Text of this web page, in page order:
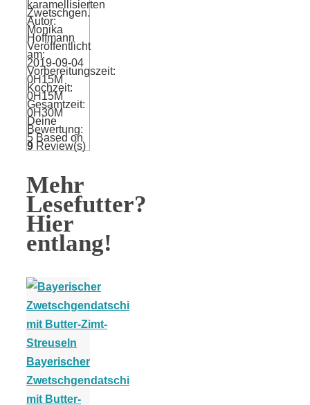
karamellisierten
Zwetschgen.
Autor:
Monika
Hoffmann
Veröffentlicht
am:
2019-09-04
Vorbereitungszeit:
0H15M
Kochzeit:
0H15M
Gesamtzeit:
0H30M
Deine
Bewertung:
5 Based on
9 Review(s)
Mehr
Lesefutter?
Hier
entlang!
Bayerischer
Zwetschgendatschi
mit Butter-